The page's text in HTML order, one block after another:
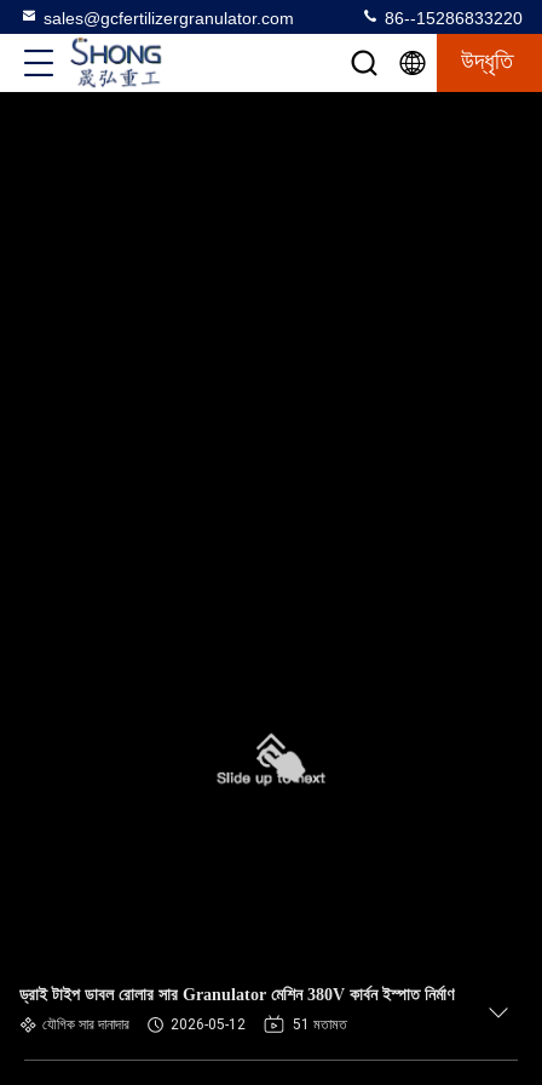
sales@gcfertilizergranulator.com 86--15286833220
উদ্ধৃতি
ড্রাই টাইপ ডাবল রোলার সার Granulator মেশিন 380V কার্বন ইস্পাত নির্মাণ
যৌগিক সার দানাদার 2026-05-12 51 মতামত